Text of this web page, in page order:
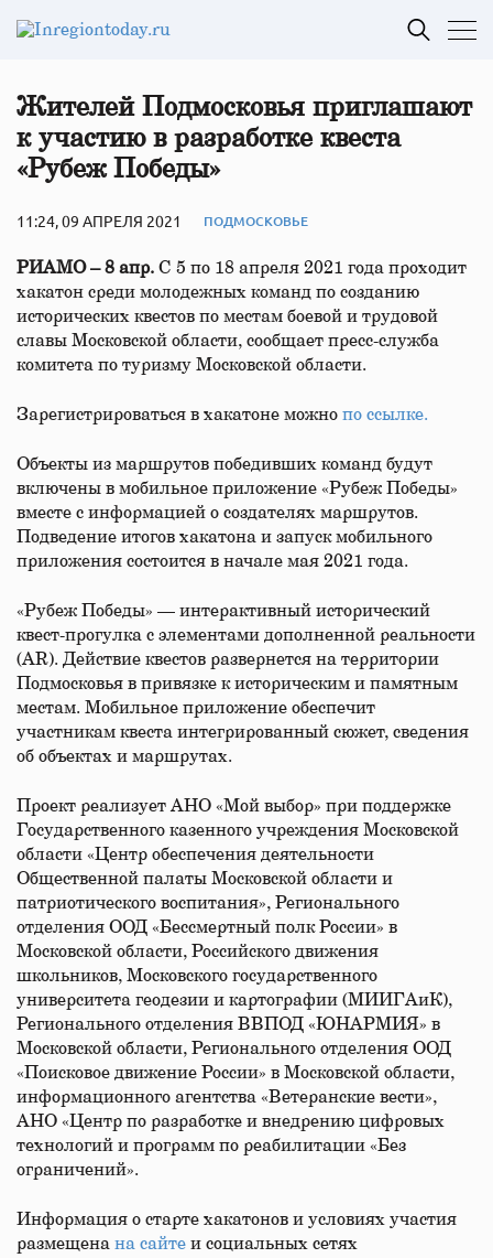
Жителей Подмосковья приглашают
к участию в разработке квеста
«Рубеж Победы»
11:24, 09 АПРЕЛЯ 2021 ПОДМОСКОВЬЕ
РИАМО – 8 апр. C 5 по 18 апреля 2021 года проходит
хакатон среди молодежных команд по созданию
исторических квестов по местам боевой и трудовой
славы Московской области, сообщает пресс-служба
комитета по туризму Московской области.
Зарегистрироваться в хакатоне можно по ссылке.
Объекты из маршрутов победивших команд будут
включены в мобильное приложение «Рубеж Победы»
вместе с информацией о создателях маршрутов.
Подведение итогов хакатона и запуск мобильного
приложения состоится в начале мая 2021 года.
«Рубеж Победы» — интерактивный исторический
квест-прогулка с элементами дополненной реальности
(AR). Действие квестов развернется на территории
Подмосковья в привязке к историческим и памятным
местам. Мобильное приложение обеспечит
участникам квеста интегрированный сюжет, сведения
об объектах и маршрутах.
Проект реализует АНО «Мой выбор» при поддержке
Государственного казенного учреждения Московской
области «Центр обеспечения деятельности
Общественной палаты Московской области и
патриотического воспитания», Регионального
отделения ООД «Бессмертный полк России» в
Московской области, Российского движения
школьников, Московского государственного
университета геодезии и картографии (МИИГАиК),
Регионального отделения ВВПОД «ЮНАРМИЯ» в
Московской области, Регионального отделения ООД
«Поисковое движение России» в Московской области,
информационного агентства «Ветеранские вести»,
АНО «Центр по разработке и внедрению цифровых
технологий и программ по реабилитации «Без
ограничений».
Информация о старте хакатонов и условиях участия
размещена на сайте и социальных сетях